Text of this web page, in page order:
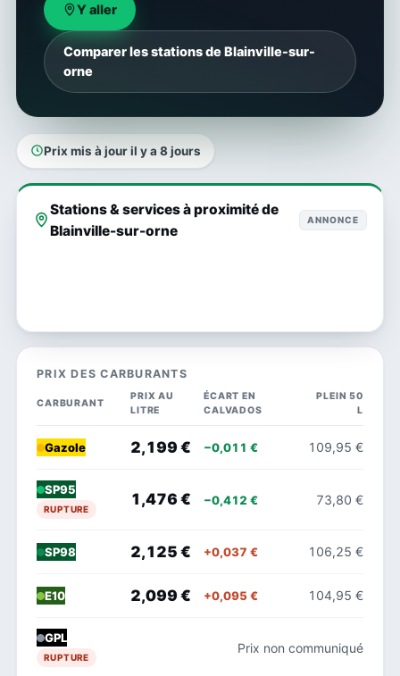
Y aller
Comparer les stations de Blainville-sur-
orne
Prix mis à jour il y a 8 jours
Stations & services à proximité de
Blainville-sur-orne
ANNONCE
PRIX DES CARBURANTS
CARBURANT
PRIX AU
LITRE
ÉCART EN
CALVADOS
PLEIN 50
L
Gazole 2,199 € −0,011 € 109,95 €
SP95
RUPTURE
1,476 € −0,412 € 73,80 €
SP98 2,125 € +0,037 € 106,25 €
E10 2,099 € +0,095 € 104,95 €
GPL
RUPTURE
Prix non communiqué